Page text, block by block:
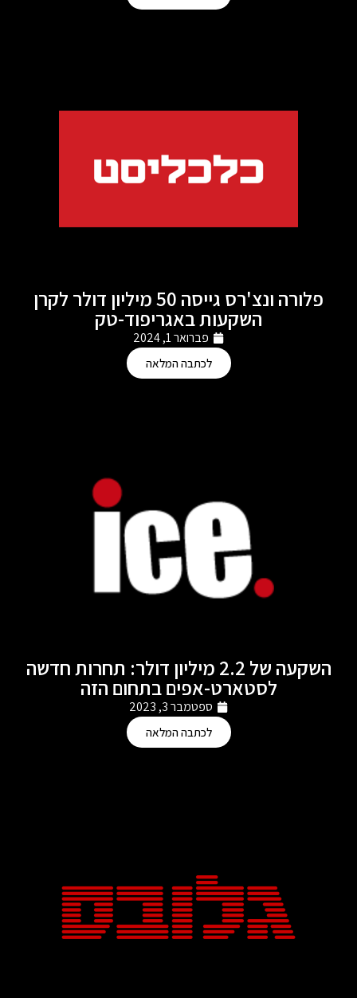
פלורה ונצ'רס גייסה 50 מיליון דולר לקרן
השקעות באגריפוד-טק
פברואר 1, 2024
לכתבה המלאה
השקעה של 2.2 מיליון דולר: תחרות חדשה
לסטארט-אפים בתחום הזה
ספטמבר 3, 2023
לכתבה המלאה